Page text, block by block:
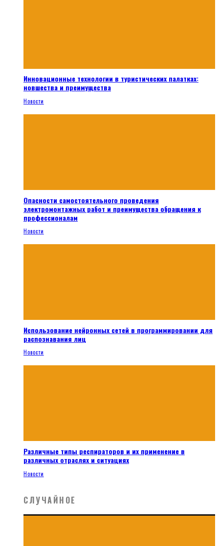
Инновационные технологии в туристических палатках:
новшества и преимущества
Новости
Опасности самостоятельного проведения
электромонтажных работ и преимущества обращения к
профессионалам
Новости
Использование нейронных сетей в программировании для
распознавания лиц
Новости
Различные типы респираторов и их применение в
различных отраслях и ситуациях
Новости
СЛУЧАЙНОЕ